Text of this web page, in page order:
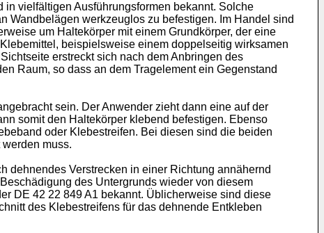
vielfältigen Ausführungsformen bekannt. Solche
Wandbelägen werkzeuglos zu befestigen. Im Handel sind
um Haltekörper mit einem Grundkörper, der eine
beispielsweise einem doppelseitig wirksamen
erstreckt sich nach dem Anbringen des
Raum, so dass an dem Tragelement ein Gegenstand
sein. Der Anwender zieht dann eine auf der
somit den Haltekörper klebend befestigen. Ebenso
oder Klebestreifen. Bei diesen sind die beiden
muss.
dehnendes Verstrecken in einer Richtung annähernd
des Untergrunds wieder von diesem
DE 42 22 849 A1 bekannt. Üblicherweise sind diese
des Klebestreifens für das dehnende Entkleben